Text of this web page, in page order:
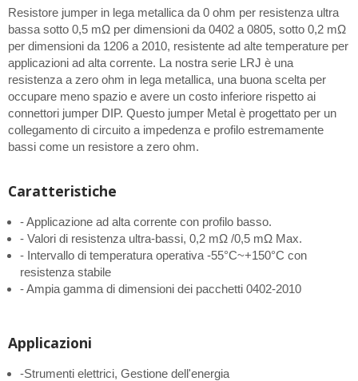
Resistore jumper in lega metallica da 0 ohm per resistenza ultra
bassa sotto 0,5 mΩ per dimensioni da 0402 a 0805, sotto 0,2 mΩ
per dimensioni da 1206 a 2010, resistente ad alte temperature per
applicazioni ad alta corrente. La nostra serie LRJ è una
resistenza a zero ohm in lega metallica, una buona scelta per
occupare meno spazio e avere un costo inferiore rispetto ai
connettori jumper DIP. Questo jumper Metal è progettato per un
collegamento di circuito a impedenza e profilo estremamente
bassi come un resistore a zero ohm.
Caratteristiche
- Applicazione ad alta corrente con profilo basso.
- Valori di resistenza ultra-bassi, 0,2 mΩ /0,5 mΩ Max.
- Intervallo di temperatura operativa -55°C~+150°C con
resistenza stabile
- Ampia gamma di dimensioni dei pacchetti 0402-2010
Applicazioni
-Strumenti elettrici, Gestione dell'energia